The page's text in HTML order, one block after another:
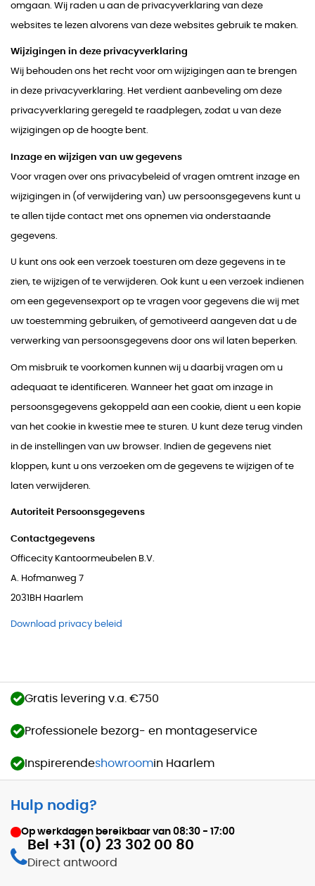
omgaan. Wij raden u aan de privacyverklaring van deze
websites te lezen alvorens van deze websites gebruik te maken.
Wijzigingen in deze privacyverklaring
Wij behouden ons het recht voor om wijzigingen aan te brengen
in deze privacyverklaring. Het verdient aanbeveling om deze
privacyverklaring geregeld te raadplegen, zodat u van deze
wijzigingen op de hoogte bent.
Inzage en wijzigen van uw gegevens
Voor vragen over ons privacybeleid of vragen omtrent inzage en
wijzigingen in (of verwijdering van) uw persoonsgegevens kunt u
te allen tijde contact met ons opnemen via onderstaande
gegevens.
U kunt ons ook een verzoek toesturen om deze gegevens in te
zien, te wijzigen of te verwijderen. Ook kunt u een verzoek indienen
om een gegevensexport op te vragen voor gegevens die wij met
uw toestemming gebruiken, of gemotiveerd aangeven dat u de
verwerking van persoonsgegevens door ons wil laten beperken.
Om misbruik te voorkomen kunnen wij u daarbij vragen om u
adequaat te identificeren. Wanneer het gaat om inzage in
persoonsgegevens gekoppeld aan een cookie, dient u een kopie
van het cookie in kwestie mee te sturen. U kunt deze terug vinden
in de instellingen van uw browser. Indien de gegevens niet
kloppen, kunt u ons verzoeken om de gegevens te wijzigen of te
laten verwijderen.
Autoriteit Persoonsgegevens
Contactgegevens
Officecity Kantoormeubelen B.V.
A. Hofmanweg 7
2031BH Haarlem
Download privacy beleid
Gratis levering v.a. €750
Professionele bezorg- en montageservice
Inspirerendeshowroomin Haarlem
Hulp nodig?
Op werkdagen bereikbaar van 08:30 - 17:00
Bel +31 (0) 23 302 00 80
Direct antwoord